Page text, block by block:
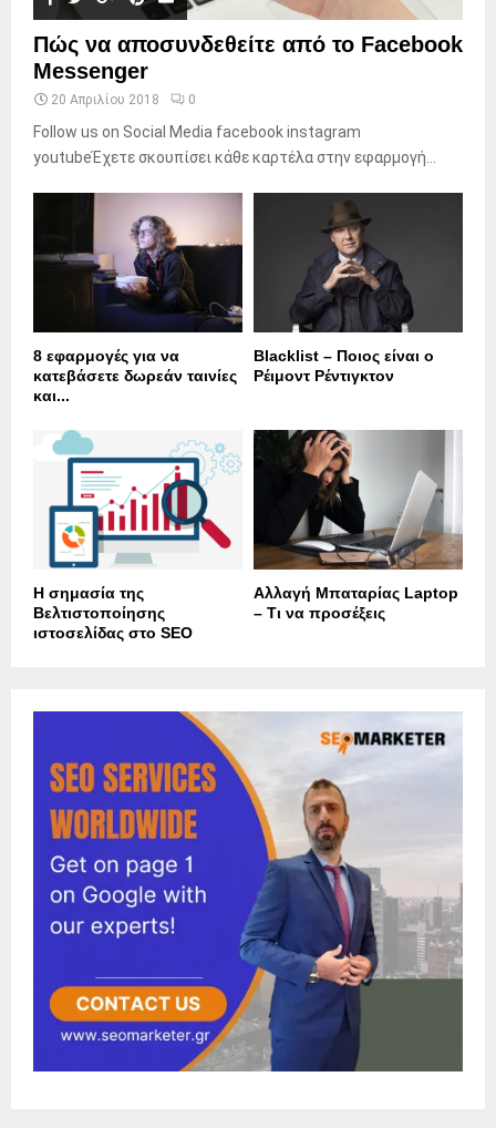
Πώς να αποσυνδεθείτε από το Facebook
Messenger
20 Απριλίου 2018 0
Follow us on Social Media facebook instagram
youtubeΈχετε σκουπίσει κάθε καρτέλα στην εφαρμογή...
8 εφαρμογές για να
κατεβάσετε δωρεάν ταινίες
και...
Blacklist – Ποιος είναι ο
Ρέιμοντ Ρέντιγκτον
Η σημασία της
Βελτιστοποίησης
ιστοσελίδας στο SEO
Αλλαγή Μπαταρίας Laptop
– Τι να προσέξεις